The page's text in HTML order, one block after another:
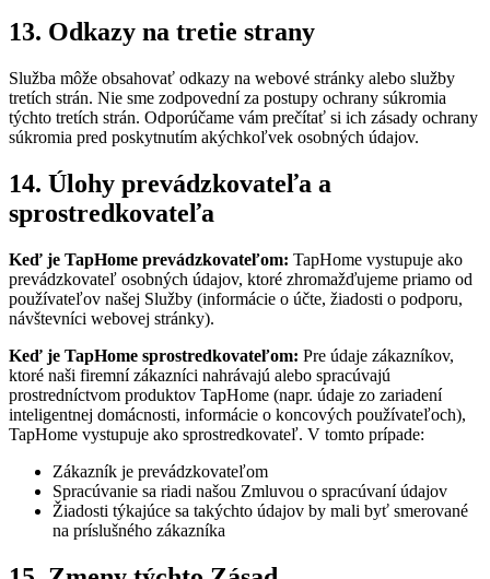
13. Odkazy na tretie strany
Služba môže obsahovať odkazy na webové stránky alebo služby
tretích strán. Nie sme zodpovední za postupy ochrany súkromia
týchto tretích strán. Odporúčame vám prečítať si ich zásady ochrany
súkromia pred poskytnutím akýchkoľvek osobných údajov.
14. Úlohy prevádzkovateľa a
sprostredkovateľa
Keď je TapHome prevádzkovateľom: TapHome vystupuje ako
prevádzkovateľ osobných údajov, ktoré zhromažďujeme priamo od
používateľov našej Služby (informácie o účte, žiadosti o podporu,
návštevníci webovej stránky).
Keď je TapHome sprostredkovateľom: Pre údaje zákazníkov,
ktoré naši firemní zákazníci nahrávajú alebo spracúvajú
prostredníctvom produktov TapHome (napr. údaje zo zariadení
inteligentnej domácnosti, informácie o koncových používateľoch),
TapHome vystupuje ako sprostredkovateľ. V tomto prípade:
Zákazník je prevádzkovateľom
Spracúvanie sa riadi našou Zmluvou o spracúvaní údajov
Žiadosti týkajúce sa takýchto údajov by mali byť smerované
na príslušného zákazníka